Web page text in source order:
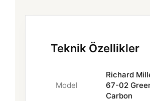
Teknik Özellikler
Model
Richard
67-02
Carbon